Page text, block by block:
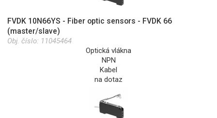
FVDK 10N66YS - Fiber optic sensors - FVDK 66
(master/slave)
Obj. číslo: 11045464
Optická vlákna
NPN
Kabel
na dotaz